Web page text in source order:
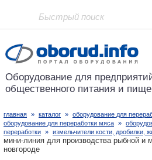
Проект основан в 2001 году
Оборудование для
общественного питания и
главная » каталог » оборудование для
оборудование для переработки мяса »
переработки » измельчители кости, дробилки,
мини-линия для производства рыбной и
новгороде